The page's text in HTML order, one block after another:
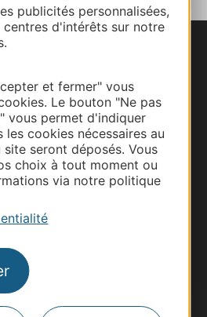
publicités personnalisées,
centres d'intérêts sur notre
et fermer" vous
Le bouton "Ne pas
vous permet d'indiquer
cookies nécessaires au
seront déposés. Vous
choix à tout moment ou
via notre politique